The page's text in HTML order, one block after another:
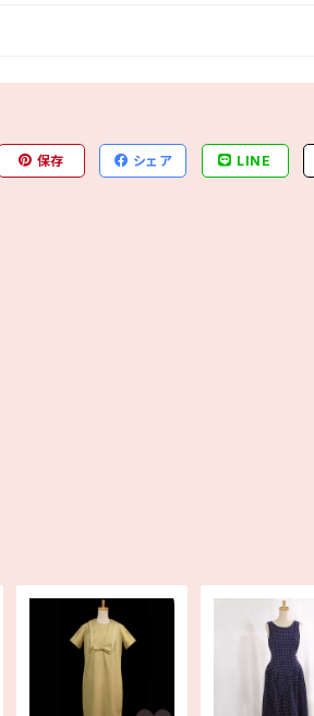
保存 シェア LINE